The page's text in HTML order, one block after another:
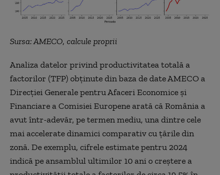
Sursa: AMECO, calcule proprii
Analiza datelor privind productivitatea totală a
factorilor (TFP) obținute din baza de date AMECO a
Direcției Generale pentru Afaceri Economice și
Financiare a Comisiei Europene arată că România a
avut într-adevăr, pe termen mediu, una dintre cele
mai accelerate dinamici comparativ cu țările din
zonă. De exemplu, cifrele estimate pentru 2024
indică pe ansamblul ultimilor 10 ani o creștere a